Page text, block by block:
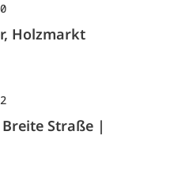
Holzmarkt
Straße |